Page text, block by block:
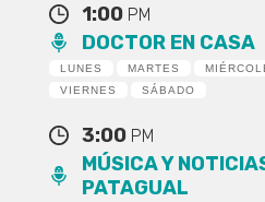
1:00 PM
DOCTOR EN CASA
LUNES MARTES
VIERNES
SÁBADO
3:00 PM
MÚSICA Y
PATAGUAL